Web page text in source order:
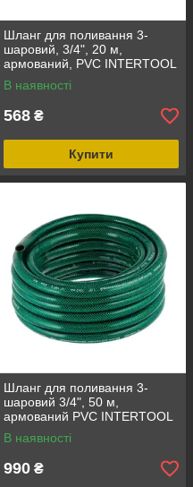
Шланг для поливання 3-
шаровий, 3/4", 20 м,
армований, PVC INTERTOOL
GE-4043
В наявності
568 ₴
Купити
Шланг для поливання 3-
шаровий 3/4", 50 м,
армований PVC INTERTOOL
GE-4046
В наявності
990 ₴